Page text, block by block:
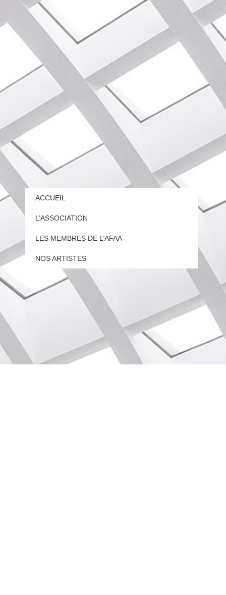
ACCUEIL
L’ASSOCIATION
LES MEMBRES DE L’AFAA
NOS ARTISTES